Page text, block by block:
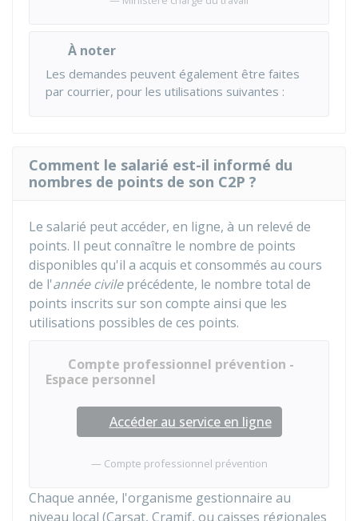
À noter
Les demandes peuvent également être faites
par courrier, pour les utilisations suivantes :
Comment le salarié est-il informé du
nombres de points de son C2P ?
Le salarié peut accéder, en ligne, à un relevé de
points. Il peut connaître le nombre de points
disponibles qu'il a acquis et consommés au cours
de l'année civileprécédente, le nombre total de
points inscrits sur son compte ainsi que les
utilisations possibles de ces points.
Compte professionnel prévention -
Espace personnel
Accéder au service en ligne
Compte professionnel prévention
Chaque année, l'organisme gestionnaire au
niveau local (Carsat, Cramif, ou caisses régionales